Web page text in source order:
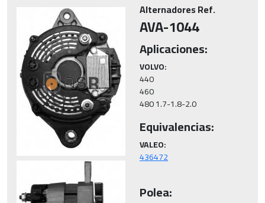
Alternadores Ref.
AVA-1044
Aplicaciones:
VOLVO:
440
460
480 1.7-1.8-2.0
Equivalencias:
VALEO:
Polea: